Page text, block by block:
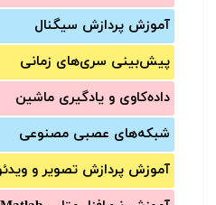
آموزش‌ پردازش سیگنال
پیش‌‌بینی سری‌‌های زمانی
داده‌کاوی و یادگیری ماشین
شبکه‌های عصبی مصنوعی
آموزش‌ پردازش تصویر و